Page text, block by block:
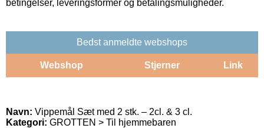
betingelser, leveringsformer og betalingsmuligheder.
Bedst anmeldte webshops
Webshop Stjerner Link
Navn: Vippemål Sæt med 2 stk. – 2cl. & 3 cl.
Kategori: GROTTEN > Til hjemmebaren